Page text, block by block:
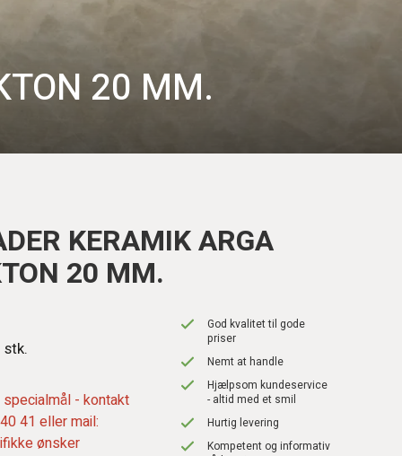
20 MM.
KERAMIK ARGA
20 MM.
stk.
- kontakt
41 eller mail:
ønsker
God kvalitet til gode
priser
Nemt at handle
Hjælpsom kundeservice
- altid med et smil
Hurtig levering
Kompetent og informativ